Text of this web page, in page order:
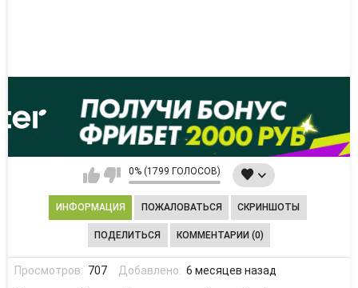
0% (1799 ГОЛОСОВ)
ИНФОРМАЦИЯ ПОЖАЛОВАТЬСЯ СКРИНШОТЫ
ПОДЕЛИТЬСЯ КОММЕНТАРИИ (0)
Просмотров: 707 Добавлено: 6 месяцев назад